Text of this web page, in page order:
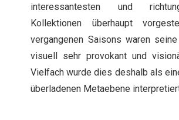
interessantesten und
Kollektionen überhaupt
vergangenen Saisons waren
visuell sehr provokant und
Vielfach wurde dies deshalb als
überladenen Metaebene